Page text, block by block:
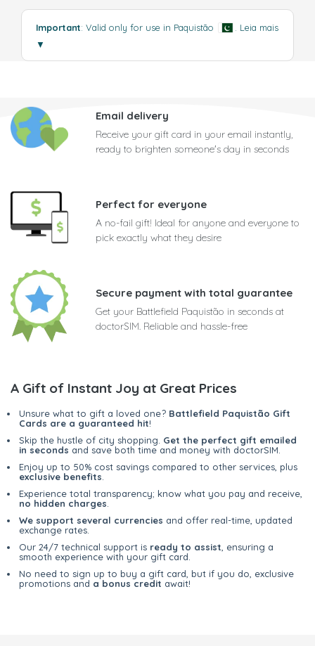
Important: Valid only for use in Paquistão
Leia mais
▼
Email delivery
Receive your gift card in your email instantly,
ready to brighten someone's day in seconds
Perfect for everyone
A no-fail gift! Ideal for anyone and everyone to
pick exactly what they desire
Secure payment with total guarantee
Get your Battlefield Paquistão in seconds at
doctorSIM. Reliable and hassle-free
A Gift of Instant Joy at Great Prices
Unsure what to gift a loved one? Battlefield Paquistão Gift
Cards are a guaranteed hit!
Skip the hustle of city shopping. Get the perfect gift emailed
in seconds and save both time and money with doctorSIM.
Enjoy up to 50% cost savings compared to other services, plus
exclusive benefits
Experience total transparency; know what you pay and receive,
no hidden charges
We support several currencies and offer real-time, updated
exchange rates.
Our 24/7 technical support is ready to assist , ensuring a
smooth experience with your gift card.
No need to sign up to buy a gift card, but if you do, exclusive
promotions and a bonus credit await!